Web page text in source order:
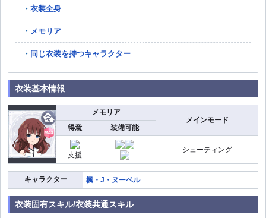
衣装全身
メモリア
同じ衣装を持つキャラクター
衣装基本情報
メモリア
メインモード
得意
装備可能
支援
シューティング
キャラクター 楓・J・ヌーベル
衣装固有スキル/衣装共通スキル